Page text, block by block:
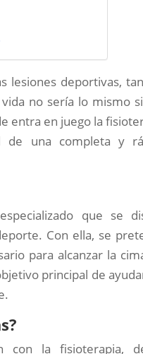
lesiones deportivas,
no sería lo mismo
entra en juego la
de una completa y
que se
Con ella, se
para alcanzar la
principal de
con la fisioterapia,